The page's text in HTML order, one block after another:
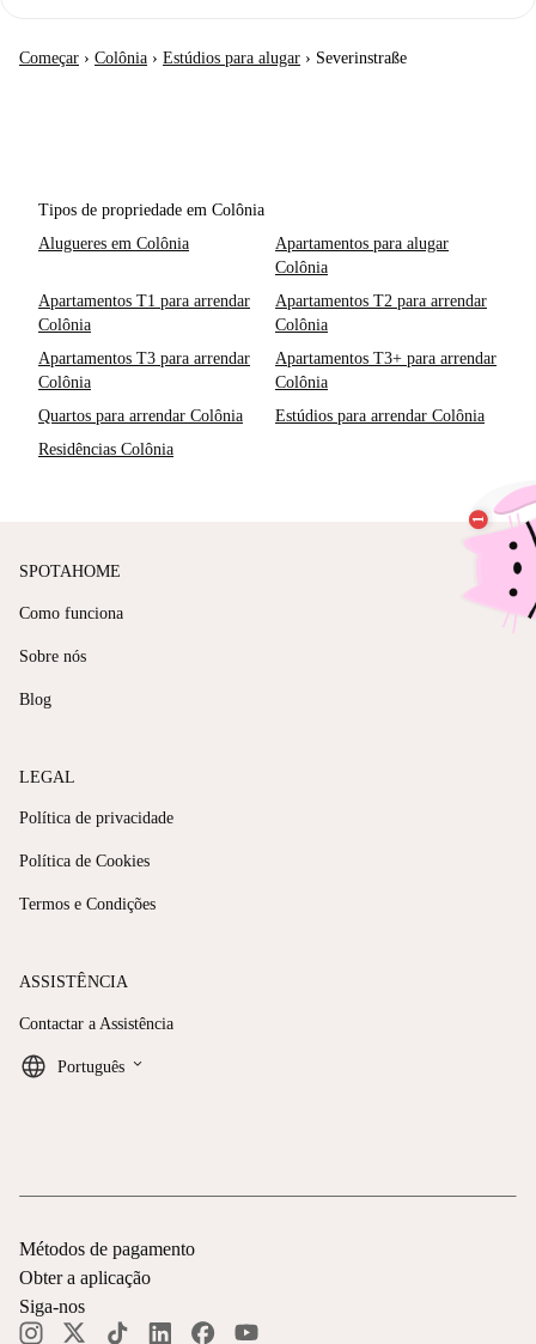
Começar › Colônia › Estúdios para alugar › Severinstraße
Tipos de propriedade em Colônia
Alugueres em Colônia
Apartamentos para alugar
Colônia
Apartamentos T1 para arrendar
Colônia
Apartamentos T2 para arrendar
Colônia
Apartamentos T3 para arrendar
Colônia
Apartamentos T3+ para arrendar
Colônia
Quartos para arrendar Colônia
Estúdios para arrendar Colônia
Residências Colônia
SPOTAHOME
Como funciona
Sobre nós
Blog
LEGAL
Política de privacidade
Política de Cookies
Termos e Condições
ASSISTÊNCIA
Contactar a Assistência
Português keyboard_arrow_down
Métodos de pagamento
Obter a aplicação
Siga-nos